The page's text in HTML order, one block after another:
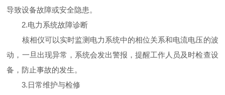
导致设备故障或安全隐患。
2.电力系统故障诊断
核相仪可以实时监测电力系统中的相位关系和电流电压的波
动，一旦出现异常，系统会发出警报，提醒工作人员及时检查设
备，防止事故的发生。
3.日常维护与检修